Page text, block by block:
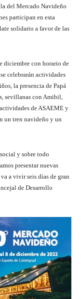
del Mercado Navideño
participan en esta
solidario a favor de las
diciembre con horario de
celebrarán actividades
la presencia de Papá
sevillanas con Amibil,
de ASAEME y
un tren navideño y un
y sobre todo
presentar nuevas
a vivir seis días de gran
de Desarrollo